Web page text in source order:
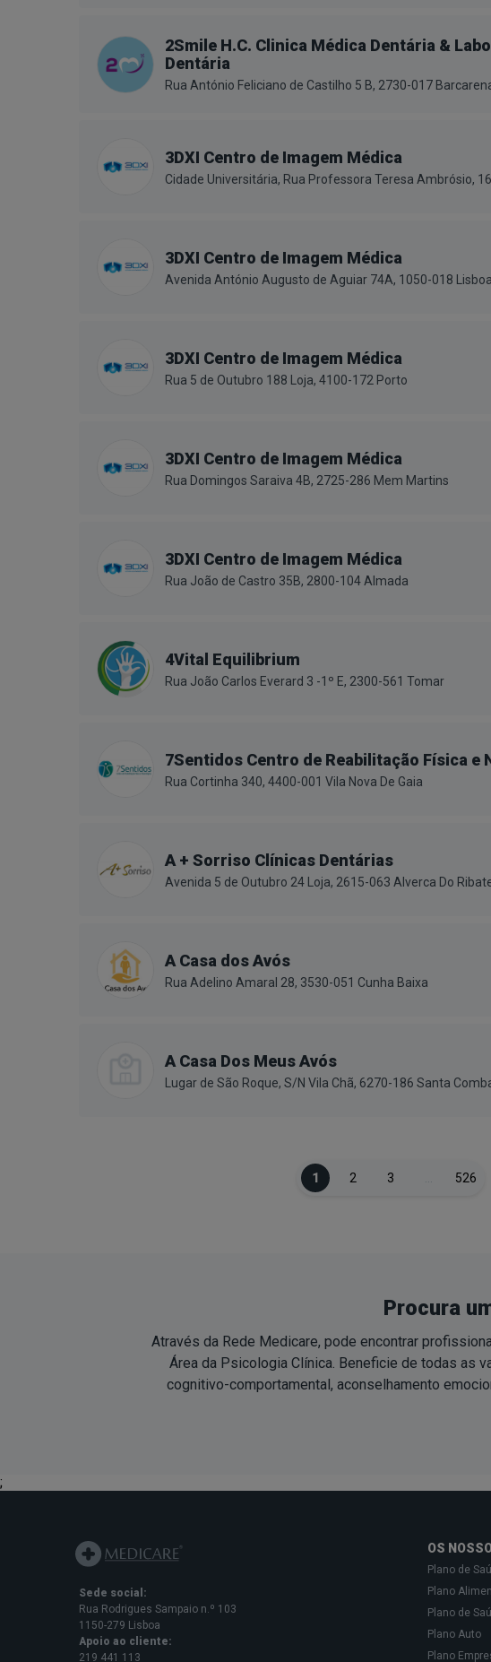
2Smile H.C. Clinica Médica Dentária &
Dentária
Rua António Feliciano de Castilho 5 B, 2730-017
3DXI Centro de Imagem Médica
Cidade Universitária, Rua Professora Teresa Ambrósio,
3DXI Centro de Imagem Médica
Avenida António Augusto de Aguiar 74A, 1050-018 Lisboa
3DXI Centro de Imagem Médica
Rua 5 de Outubro 188 Loja, 4100-172 Porto
3DXI Centro de Imagem Médica
Rua Domingos Saraiva 4B, 2725-286 Mem Martins
3DXI Centro de Imagem Médica
Rua João de Castro 35B, 2800-104 Almada
4Vital Equilibrium
Rua João Carlos Everard 3 -1º E, 2300-561 Tomar
7Sentidos Centro de Reabilitação Física e
Rua Cortinha 340, 4400-001 Vila Nova De Gaia
A + Sorriso Clínicas Dentárias
Avenida 5 de Outubro 24 Loja, 2615-063 Alverca Do
A Casa dos Avós
Rua Adelino Amaral 28, 3530-051 Cunha Baixa
A Casa Dos Meus Avós
Lugar de São Roque, S/N Vila Chã, 6270-186 Santa
1 2 3 526
Procura
Através da Rede Medicare, pode encontrar
Área da Psicologia Clínica. Beneficie de todas as
cognitivo-comportamental, aconselhamento
;
Sede social:
Rua Rodrigues Sampaio n.º 103
1150-279 Lisboa
Apoio ao cliente:
219 441 113
OS
Plano de
Plano
Plano de
Plano Auto
Plano